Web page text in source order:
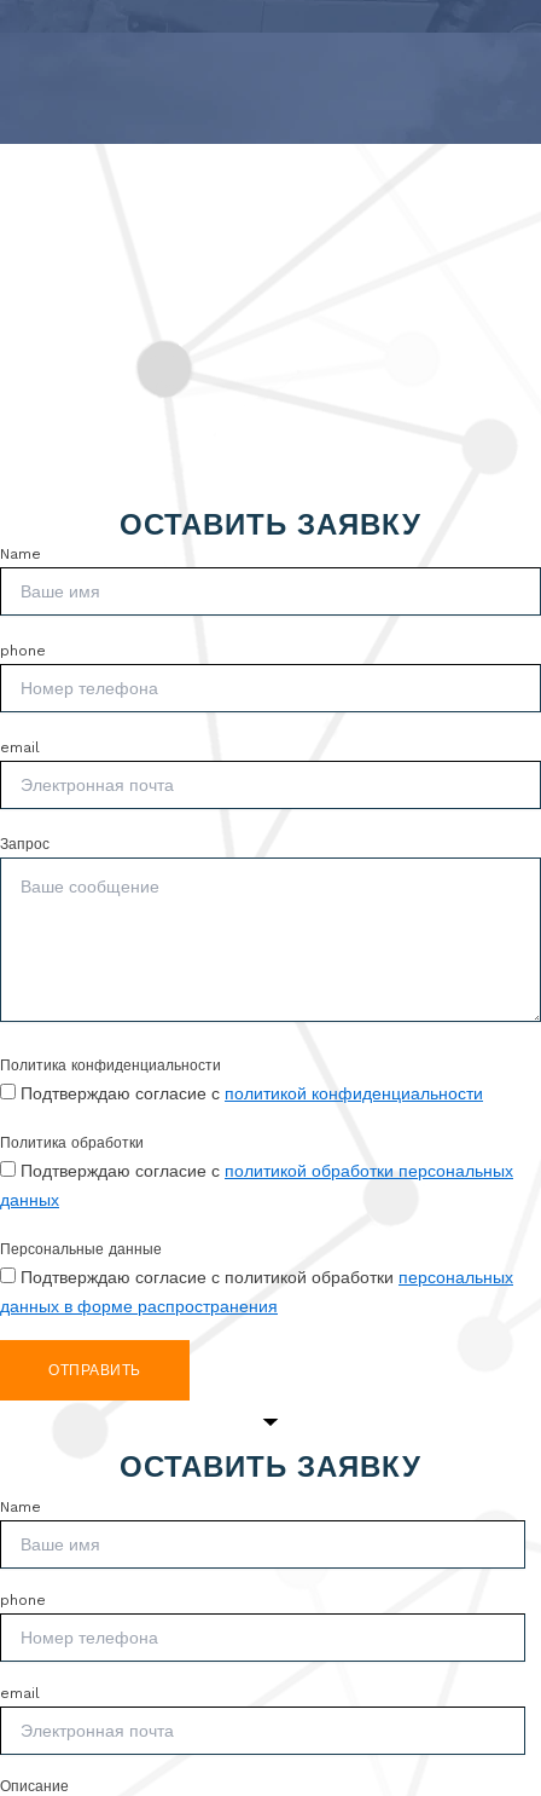
ОСТАВИТЬ ЗАЯВКУ
Name
phone
email
Запрос
Политика конфиденциальности
Подтверждаю согласие с политикой конфиденциальности
Политика обработки
Подтверждаю согласие с политикой обработки персональных
данных
Персональные данные
Подтверждаю согласие с политикой обработки персональных
данных в форме распространения
ОТПРАВИТЬ
ОСТАВИТЬ ЗАЯВКУ
Name
phone
email
Описание